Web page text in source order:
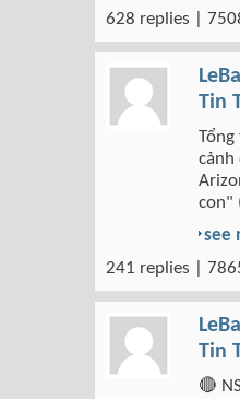
628 replies |
Tin
cảnh
con"
see
241 replies |
Tin
🔴